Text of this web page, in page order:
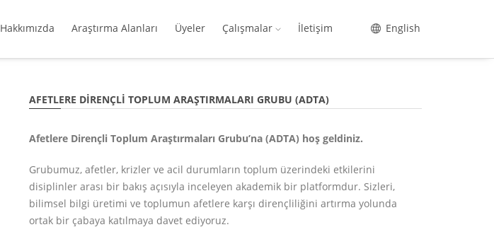
Hakkımızda Araştırma Alanları Üyeler Çalışmalar İletişim English
AFETLERE DIRENÇLI TOPLUM ARAŞTIRMALARI GRUBU (ADTA)
Afetlere Dirençli Toplum Araştırmaları Grubu’na (ADTA) hoş geldiniz.
Grubumuz, afetler, krizler ve acil durumların toplum üzerindeki etkilerini
disiplinler arası bir bakış açısıyla inceleyen akademik bir platformdur. Sizleri,
bilimsel bilgi üretimi ve toplumun afetlere karşı dirençliliğini artırma yolunda
ortak bir çabaya katılmaya davet ediyoruz.